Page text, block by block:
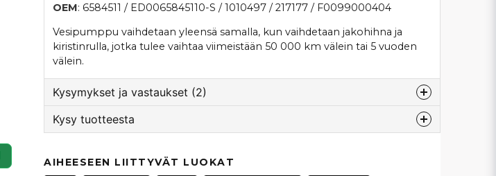
OEM: 6584511 / ED0065845110-S / 1010497 / 217177 / F0099000404
Vesipumppu vaihdetaan yleensä samalla, kun vaihdetaan jakohihna ja
kiristinrulla, jotka tulee vaihtaa viimeistään 50 000 km välein tai 5 vuoden
välein.
Kysymykset ja vastaukset (2)
trodde den ingick.Vilken packning ska jag ha?
Kysy tuotteesta
Kysy meiltä tästä tuotteesta...
AIHEESEEN LIITTYVÄT LUOKAT